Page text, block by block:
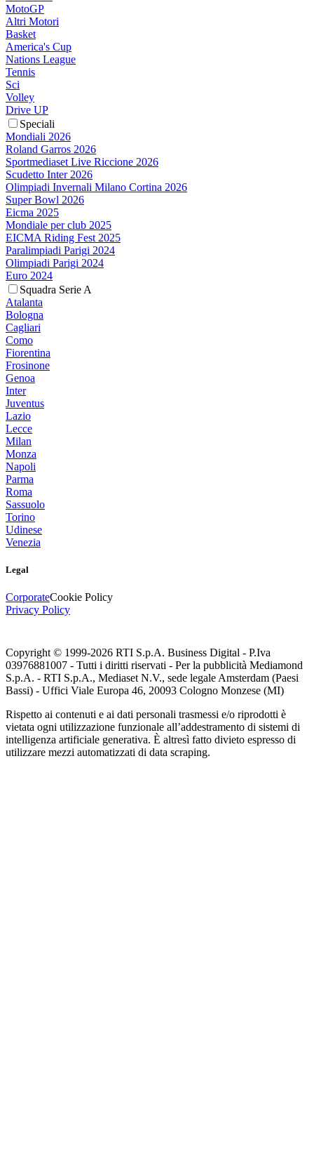
MotoGP
Altri Motori
Basket
America's Cup
Nations League
Tennis
Sci
Volley
Drive UP
Speciali
Mondiali 2026
Roland Garros 2026
Sportmediaset Live Riccione 2026
Scudetto Inter 2026
Olimpiadi Invernali Milano Cortina 2026
Super Bowl 2026
Eicma 2025
Mondiale per club 2025
EICMA Riding Fest 2025
Paralimpiadi Parigi 2024
Olimpiadi Parigi 2024
Euro 2024
Squadra Serie A
Atalanta
Bologna
Cagliari
Como
Fiorentina
Frosinone
Genoa
Inter
Juventus
Lazio
Lecce
Milan
Monza
Napoli
Parma
Roma
Sassuolo
Torino
Udinese
Venezia
Legal
CorporateCookie Policy
Privacy Policy
Copyright © 1999-2026 RTI S.p.A. Business Digital - P.Iva
03976881007 - Tutti i diritti riservati - Per la pubblicità Mediamond
S.p.A. - RTI S.p.A., Mediaset N.V., sede legale Amsterdam (Paesi
Bassi) - Uffici Viale Europa 46, 20093 Cologno Monzese (MI)
Rispetto ai contenuti e ai dati personali trasmessi e/o riprodotti è
vietata ogni utilizzazione funzionale all’addestramento di sistemi di
intelligenza artificiale generativa. È altresì fatto divieto espresso di
utilizzare mezzi automatizzati di data scraping.